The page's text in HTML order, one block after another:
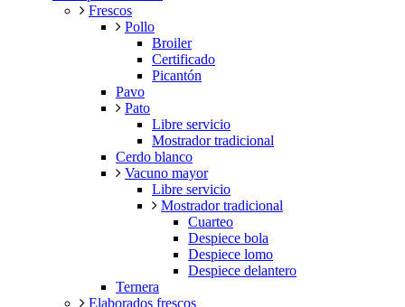
Frescos
Pollo
Broiler
Certificado
Picantón
Pavo
Pato
Libre servicio
Mostrador tradicional
Cerdo blanco
Vacuno mayor
Libre servicio
Mostrador tradicional
Cuarteo
Despiece bola
Despiece lomo
Despiece delantero
Ternera
Elaborados frescos